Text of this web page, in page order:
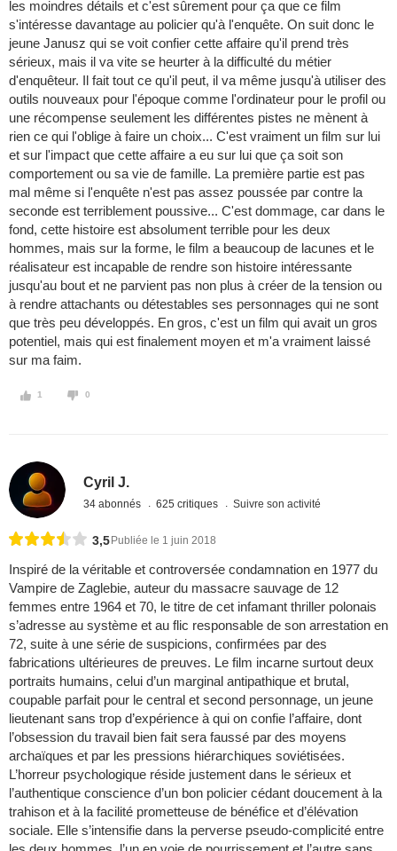
les moindres détails et c'est sûrement pour ça que ce film
s'intéresse davantage au policier qu'à l'enquête. On suit donc le
jeune Janusz qui se voit confier cette affaire qu'il prend très
sérieux, mais il va vite se heurter à la difficulté du métier
d'enquêteur. Il fait tout ce qu'il peut, il va même jusqu'à utiliser des
outils nouveaux pour l'époque comme l'ordinateur pour le profil ou
une récompense seulement les différentes pistes ne mènent à
rien ce qui l'oblige à faire un choix... C'est vraiment un film sur lui
et sur l'impact que cette affaire a eu sur lui que ça soit son
comportement ou sa vie de famille. La première partie est pas
mal même si l'enquête n'est pas assez poussée par contre la
seconde est terriblement poussive... C'est dommage, car dans le
fond, cette histoire est absolument terrible pour les deux
hommes, mais sur la forme, le film a beaucoup de lacunes et le
réalisateur est incapable de rendre son histoire intéressante
jusqu'au bout et ne parvient pas non plus à créer de la tension ou
à rendre attachants ou détestables ses personnages qui ne sont
que très peu développés. En gros, c'est un film qui avait un gros
potentiel, mais qui est finalement moyen et m'a vraiment laissé
sur ma faim.
1 0
Cyril J.
34 abonnés 625 critiques Suivre son activité
3,5 Publiée le 1 juin 2018
Inspiré de la véritable et controversée condamnation en 1977 du
Vampire de Zaglebie, auteur du massacre sauvage de 12
femmes entre 1964 et 70, le titre de cet infamant thriller polonais
s’adresse au système et au flic responsable de son arrestation en
72, suite à une série de suspicions, confirmées par des
fabrications ultérieures de preuves. Le film incarne surtout deux
portraits humains, celui d’un marginal antipathique et brutal,
coupable parfait pour le central et second personnage, un jeune
lieutenant sans trop d’expérience à qui on confie l’affaire, dont
l’obsession du travail bien fait sera faussé par des moyens
archaïques et par les pressions hiérarchiques soviétisées.
L’horreur psychologique réside justement dans le sérieux et
l’authentique conscience d’un bon policier cédant doucement à la
trahison et à la facilité prometteuse de bénéfice et d’élévation
sociale. Elle s’intensifie dans la perverse pseudo-complicité entre